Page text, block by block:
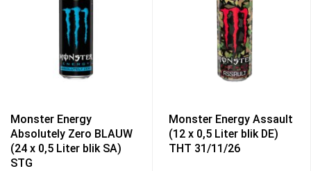
Monster Energy
Absolutely Zero BLAUW
(24 x 0,5 Liter blik SA)
STG
Monster Energy Assault
(12 x 0,5 Liter blik DE)
THT 31/11/26